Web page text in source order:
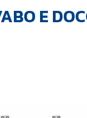
E